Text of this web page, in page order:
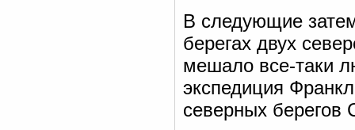
В следующие
берегах двух
мешало все-таки
экспедиция
северных берегов